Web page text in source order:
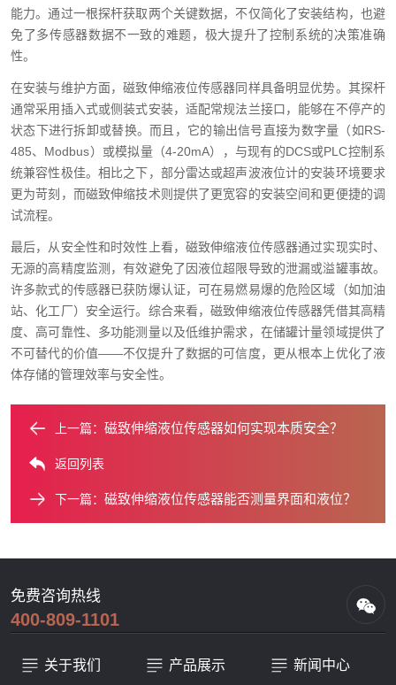
能力。通过一根探杆获取两个关键数据，不仅简化了安装结构，也避
免了多传感器数据不一致的难题，极大提升了控制系统的决策准确
性。
在安装与维护方面，磁致伸缩液位传感器同样具备明显优势。其探杆
通常采用插入式或侧装式安装，适配常规法兰接口，能够在不停产的
状态下进行拆卸或替换。而且，它的输出信号直接为数字量（如RS-
485、Modbus）或模拟量（4-20mA），与现有的DCS或PLC控制系
统兼容性极佳。相比之下，部分雷达或超声波液位计的安装环境要求
更为苛刻，而磁致伸缩技术则提供了更宽容的安装空间和更便捷的调
试流程。
最后，从安全性和时效性上看，磁致伸缩液位传感器通过实现实时、
无源的高精度监测，有效避免了因液位超限导致的泄漏或溢罐事故。
许多款式的传感器已获防爆认证，可在易燃易爆的危险区域（如加油
站、化工厂）安全运行。综合来看，磁致伸缩液位传感器凭借其高精
度、高可靠性、多功能测量以及低维护需求，在储罐计量领域提供了
不可替代的价值——不仅提升了数据的可信度，更从根本上优化了液
体存储的管理效率与安全性。
上一篇： 磁致伸缩液位传感器如何实现本质安全？
返回列表
下一篇： 磁致伸缩液位传感器能否测量界面和液位？
免费咨询热线
400-809-1101
关于我们 产品展示 新闻中心